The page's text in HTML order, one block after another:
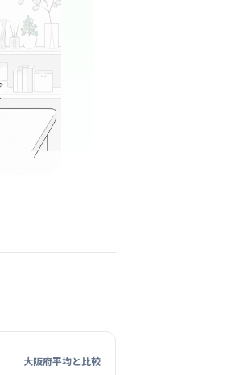
気になる
ないことがあ
くれるため、
方も馴染みや
われている患者
大阪府平均と比較